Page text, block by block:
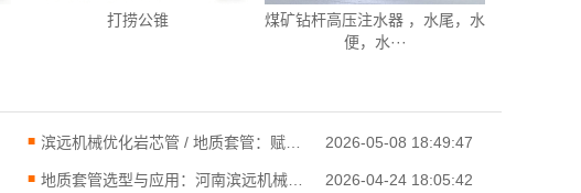
打捞公锥
煤矿钻杆高压注水器 ，水尾，水
便，水···
滨远机械优化岩芯管 / 地质套管：赋能山西矿产勘探，现货充足即刻响应 2026-05-08 18:49:47
地质套管选型与应用：河南滨远机械助力地质勘探高效施工 2026-04-24 18:05:42